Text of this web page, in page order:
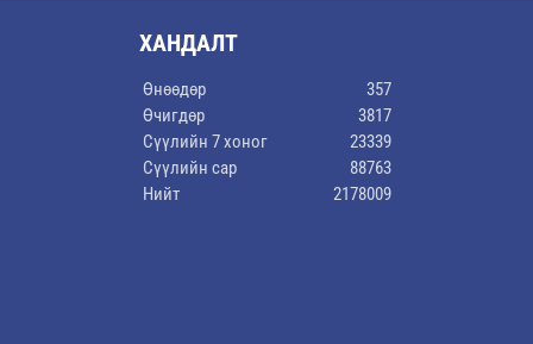
ХАНДАЛТ
Өнөөдөр
357
Өчигдөр
3817
Сүүлийн 7 хоног
23339
Сүүлийн сар
88763
Нийт
2178009